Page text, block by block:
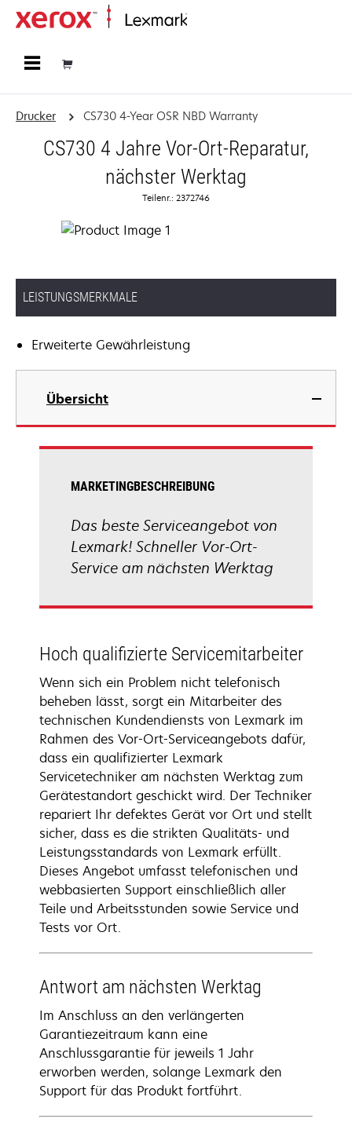
Drucker CS730 4-Year OSR NBD Warranty
CS730 4 Jahre Vor-Ort-Reparatur,
nächster Werktag
Teilenr.: 2372746
LEISTUNGSMERKMALE
Erweiterte Gewährleistung
Übersicht
MARKETINGBESCHREIBUNG
Das beste Serviceangebot von
Lexmark! Schneller Vor-Ort-
Service am nächsten Werktag
Hoch qualifizierte Servicemitarbeiter
Wenn sich ein Problem nicht telefonisch
beheben lässt, sorgt ein Mitarbeiter des
technischen Kundendiensts von Lexmark im
Rahmen des Vor-Ort-Serviceangebots dafür,
dass ein qualifizierter Lexmark
Servicetechniker am nächsten Werktag zum
Gerätestandort geschickt wird. Der Techniker
repariert Ihr defektes Gerät vor Ort und stellt
sicher, dass es die strikten Qualitäts- und
Leistungsstandards von Lexmark erfüllt.
Dieses Angebot umfasst telefonischen und
webbasierten Support einschließlich aller
Teile und Arbeitsstunden sowie Service und
Tests vor Ort.
Antwort am nächsten Werktag
Im Anschluss an den verlängerten
Garantiezeitraum kann eine
Anschlussgarantie für jeweils 1 Jahr
erworben werden, solange Lexmark den
Support für das Produkt fortführt.